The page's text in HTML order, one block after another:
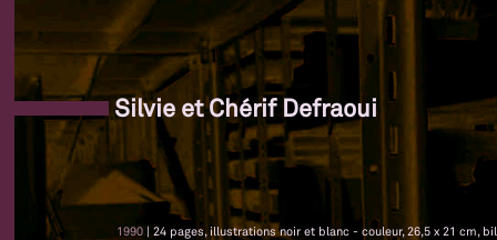
Silvie et Chérif Defraoui
1990 | 24 pages, illustrations noir et blanc - couleur, 26,5 x 21 cm,